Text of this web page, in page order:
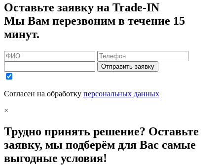
Оставьте заявку на Trade-IN
Мы Вам перезвоним в течение 15
минут.
Отправить заявку
Согласен на обработку персональных данных
×
Трудно принять решение? Оставьте
заявку, мы подберём для Вас самые
выгодные условия!